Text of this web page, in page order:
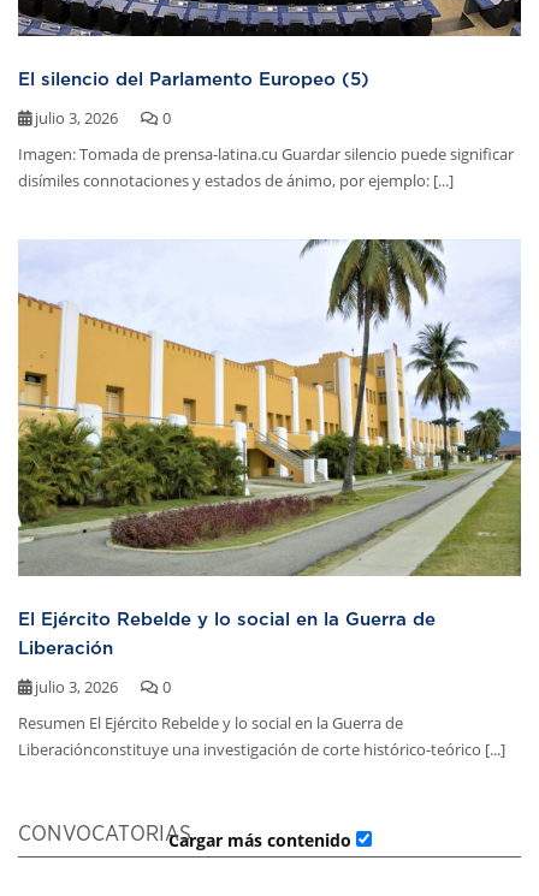
El silencio del Parlamento Europeo (5)
julio 3, 2026
0
Imagen: Tomada de prensa-latina.cu Guardar silencio puede significar
disímiles connotaciones y estados de ánimo, por ejemplo: [...]
El Ejército Rebelde y lo social en la Guerra de
Liberación
julio 3, 2026
0
Resumen El Ejército Rebelde y lo social en la Guerra de
Liberaciónconstituye una investigación de corte histórico-teórico [...]
Cargar más contenido
CONVOCATORIAS